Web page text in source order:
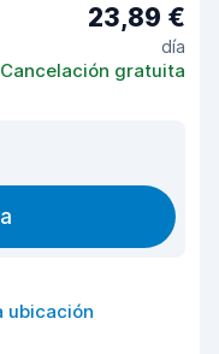
23,89 €
día
Cancelación gratuita
ubicación